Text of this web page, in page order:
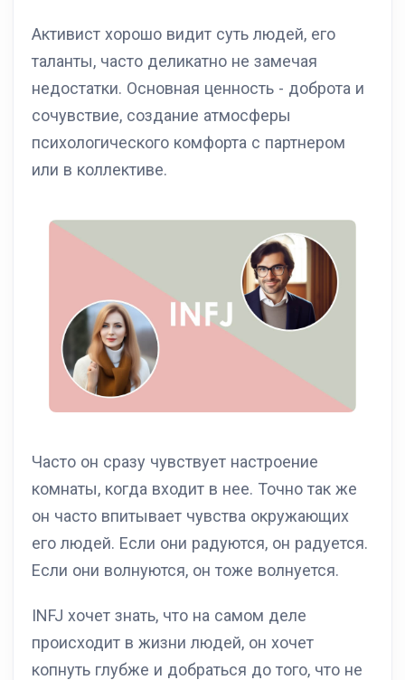
Активист хорошо видит суть людей, его
таланты, часто деликатно не замечая
недостатки. Основная ценность - доброта и
сочувствие, создание атмосферы
психологического комфорта с партнером
или в коллективе.
Часто он сразу чувствует настроение
комнаты, когда входит в нее. Точно так же
он часто впитывает чувства окружающих
его людей. Если они радуются, он радуется.
Если они волнуются, он тоже волнуется.
INFJ хочет знать, что на самом деле
происходит в жизни людей, он хочет
копнуть глубже и добраться до того, что не